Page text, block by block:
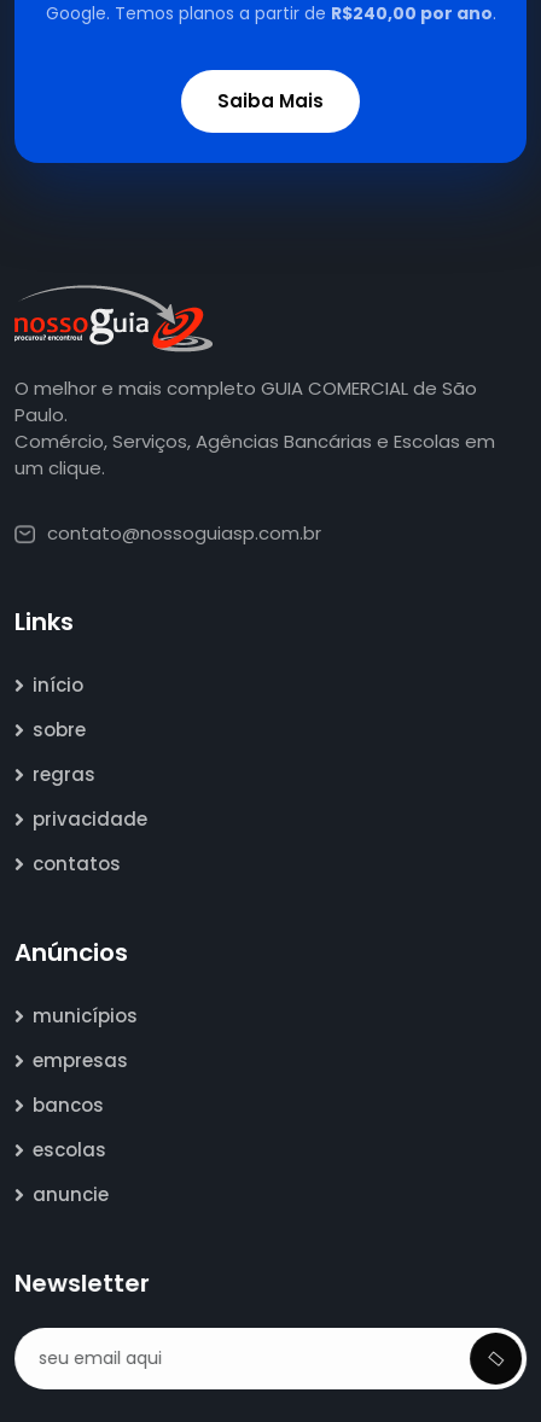
Google. Temos planos a partir de R$240,00 por ano.
Saiba Mais
O melhor e mais completo GUIA COMERCIAL de São
Paulo.
Comércio, Serviços, Agências Bancárias e Escolas em
um clique.
contato@nossoguiasp.com.br
Links
início
sobre
regras
privacidade
contatos
Anúncios
municípios
empresas
bancos
escolas
anuncie
Newsletter